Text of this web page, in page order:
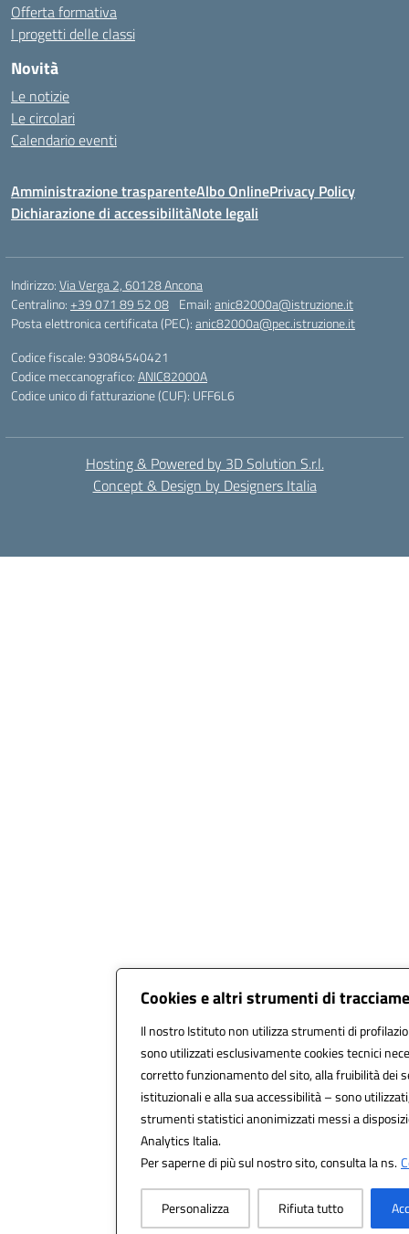
Cookies e altri strumenti di
Il nostro Istituto non utilizza strumenti di
sono utilizzati esclusivamente cookies tecnici
corretto funzionamento del sito, alla fruibilità dei
istituzionali e alla sua accessibilità – sono
strumenti statistici anonimizzati messi a
Analytics Italia.
Per saperne di più sul nostro sito, consulta la ns.
Personalizza Rifiuta tutto
Offerta formativa
I progetti delle classi
Novità
Le notizie
Le circolari
Calendario eventi
Amministrazione trasparenteAlbo OnlinePrivacy Policy
Dichiarazione di accessibilitàNote legali
Indirizzo:Via Verga 2, 60128 Ancona
Centralino:+39 071 89 52 08 Email:anic82000a@istruzione.it
Posta elettronica certificata (PEC):anic82000a@pec.istruzione.it
Codice fiscale: 93084540421
Codice meccanografico:ANIC82000A
Codice unico di fatturazione (CUF): UFF6L6
Hosting & Powered by 3D Solution S.r.l.
Concept & Design by Designers Italia